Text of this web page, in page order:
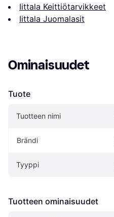
Iittala Keittiötarvikkeet
Iittala Juomalasit
Ominaisuudet
Tuote
Tuotteen nimi
Brändi
Tyyppi
Tuotteen ominaisuudet